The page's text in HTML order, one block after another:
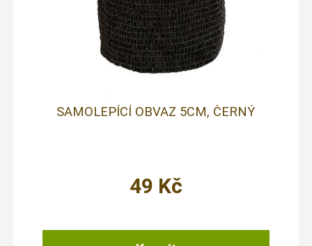
SAMOLEPÍCÍ OBVAZ 5CM, ČERNÝ
49 Kč